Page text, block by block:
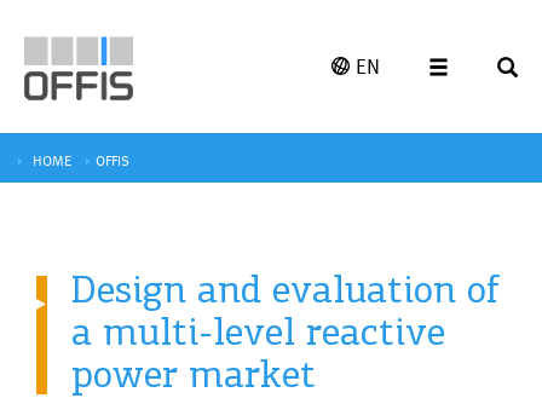
EN
HOME OFFIS
Design and evaluation of
a multi-level reactive
power market